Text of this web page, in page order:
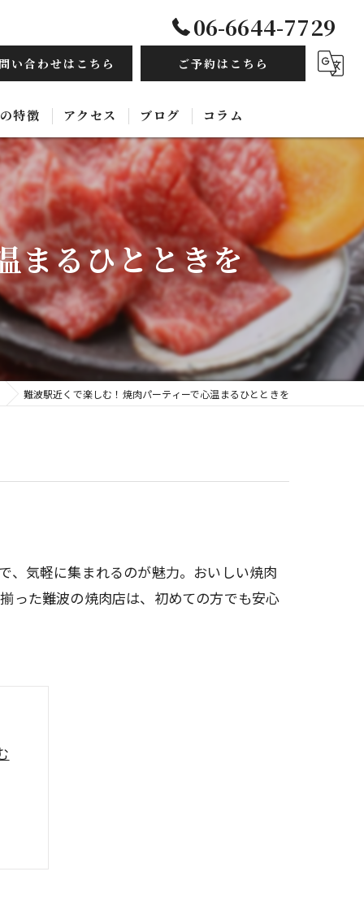
06-6644-7729
い合わせはこちら ご予約はこちら
特徴
牛
題
ン
理
アクセス ブログ コラム
まるひとときを
難波駅近くで楽しむ！焼肉パーティーで心温まるひとときを
、気軽に集まれるのが魅力。おいしい焼肉
った難波の焼肉店は、初めての方でも安心